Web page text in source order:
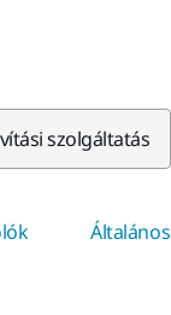
szolgáltatás
Általános